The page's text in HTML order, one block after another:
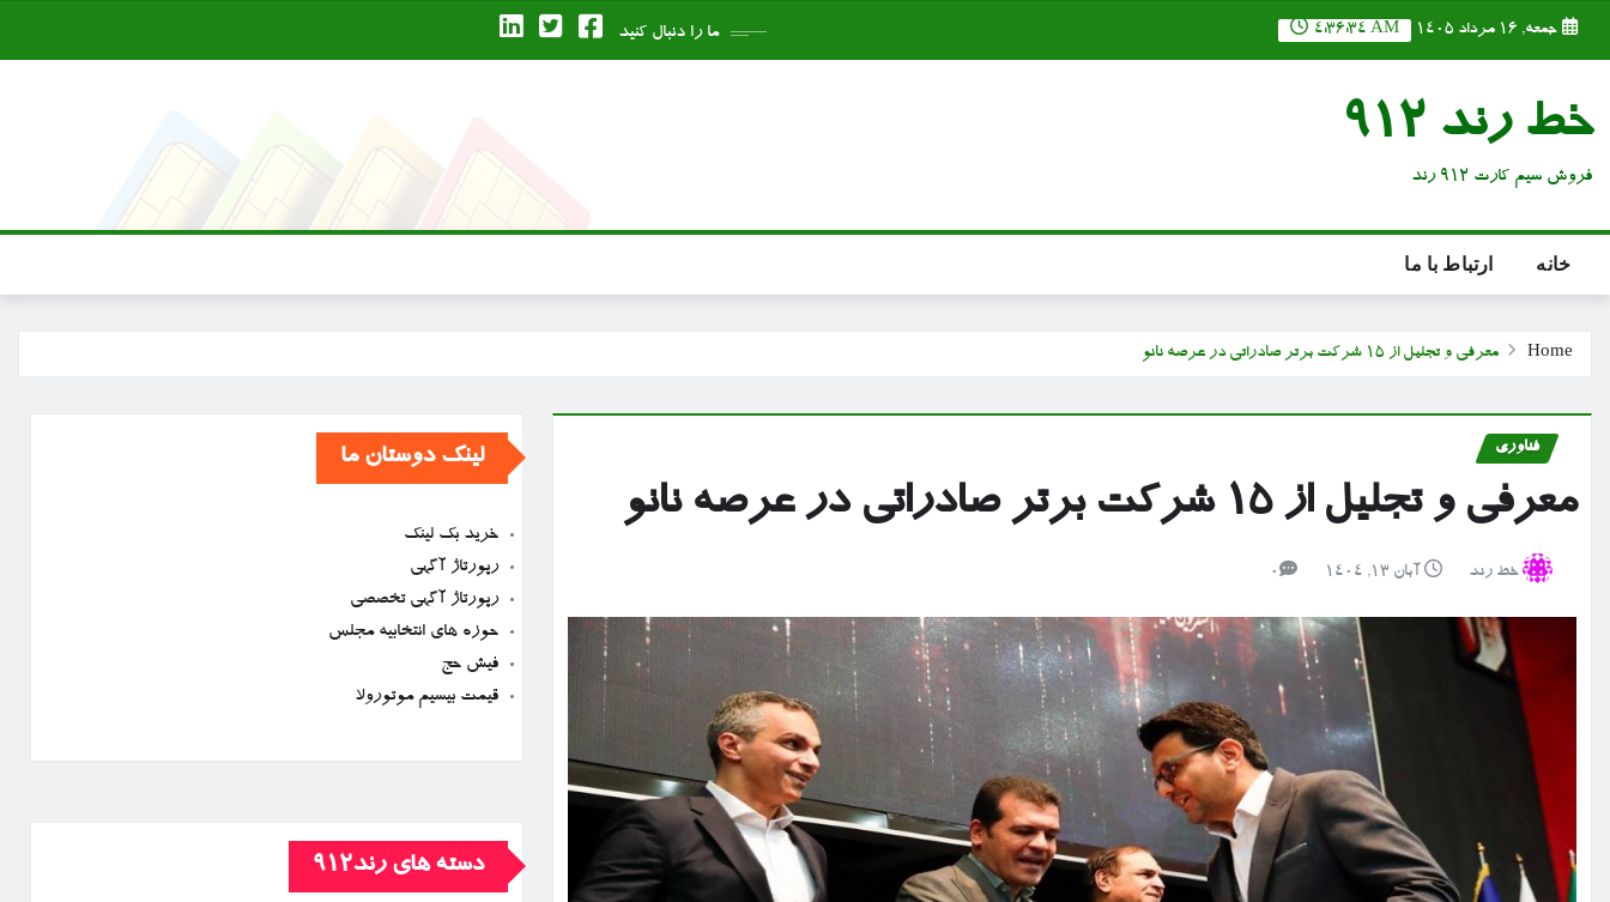
جمعه, ۱۶ مرداد ۱۴۰۵ 4:36:35 AM ما را دنبال کنید
خط رند 912
فروش سیم کارت 912 رند
خانه ارتباط با ما
Home معرفی و تجلیل از ۱۵ شرکت برتر صادراتی در عرصه نانو
فناوری
معرفی و تجلیل از ۱۵ شرکت برتر صادراتی در عرصه نانو
خط رند آبان ۱۳, ۱۴۰۴ 0
لینک دوستان ما
خرید بک لینک
رپورتاژ آگهی
رپورتاژ آگهی تخصصی
حوزه های انتخابیه مجلس
فیش حج
قیمت بیسیم موتورولا
دسته های رند912